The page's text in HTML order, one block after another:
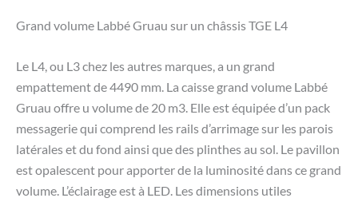
Grand volume Labbé Gruau sur un châssis TGE L4
Le L4, ou L3 chez les autres marques, a un grand
empattement de 4490 mm. La caisse grand volume Labbé
Gruau offre u volume de 20 m3. Elle est équipée d’un pack
messagerie qui comprend les rails d’arrimage sur les parois
latérales et du fond ainsi que des plinthes au sol. Le pavillon
est opalescent pour apporter de la luminosité dans ce grand
volume. L’éclairage est à LED. Les dimensions utiles